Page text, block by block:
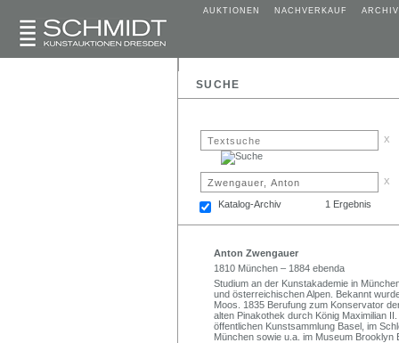
AUKTIONEN NACHVERKAUF ARCHIV
SUCHE
x
x
Katalog-Archiv 1 Ergebnis
Anton Zwengauer
1810 München – 1884 ebenda
Studium an der Kunstakademie in
und österreichischen Alpen. Bekannt
Moos. 1835 Berufung zum Konservator
alten Pinakothek durch König Maximilian
öffentlichen Kunstsammlung Basel, im
München sowie u.a. im Museum Brooklyn